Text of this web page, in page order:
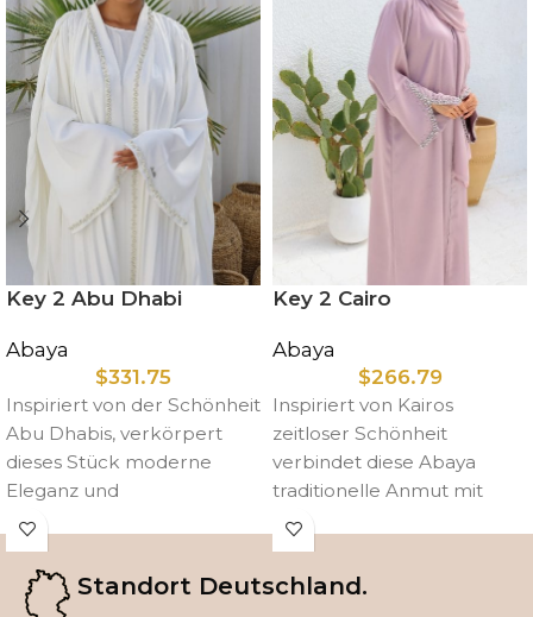
Key 2 Abu Dhabi
Abaya
$331.75
Inspiriert von der Schönheit
Abu Dhabis, verkörpert
dieses Stück moderne
Eleganz und
unaufdringlichen Luxus. Die
ideale Wahl für besondere
Anlässe
Key 2 Cairo
Abaya
$266.79
Inspiriert von Kairos
zeitloser Schönheit
verbindet diese Abaya
traditionelle Anmut mit
modernen Akzenten.
Handgefertigt für dich, um
an festlichen Anlässen,
Standort Deutschland.